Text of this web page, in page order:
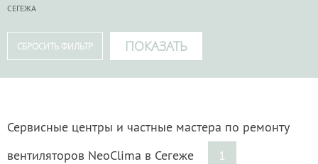
СЕГЕЖА
Сервисные центры и частные мастера по ремонту
вентиляторов NeoClima в Сегеже
1